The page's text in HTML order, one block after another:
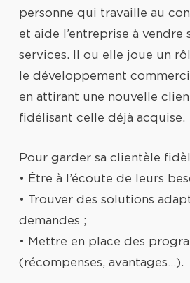
personne qui travaille au
et aide l’entreprise à vendre
services. Il ou elle joue un
le développement
en attirant une nouvelle
fidélisant celle déjà acquise.
Pour garder sa clientèle
• Être à l’écoute de leurs
• Trouver des solutions
demandes ;
• Mettre en place des
(récompenses, avantages…).